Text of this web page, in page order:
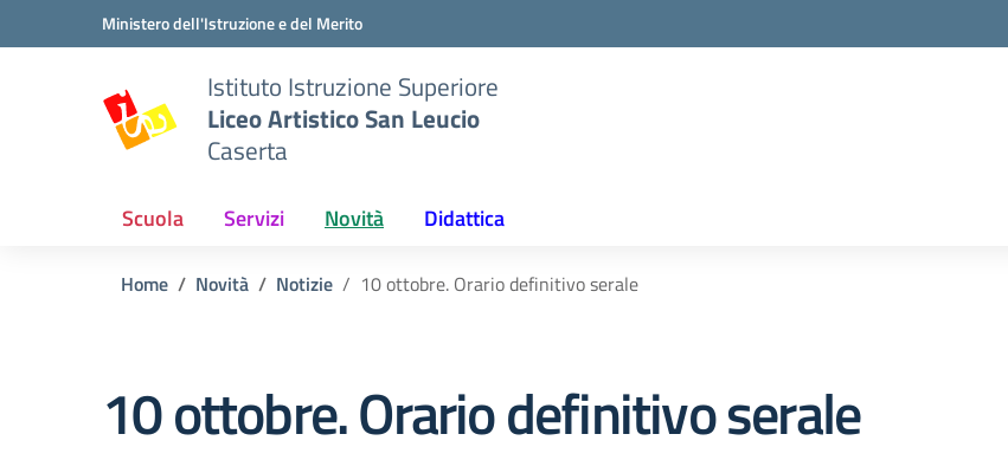
Vai ai contenuti
Vai al menu di navigazioneMinistero dell'Istruzione e del Merito
Istituto Istruzione Superiore
Liceo Artistico San Leucio
Caserta
Scuola Servizi Novità Didattica
Home Novità Notizie 10 ottobre. Orario definitivo serale
10 ottobre. Orario definitivo serale